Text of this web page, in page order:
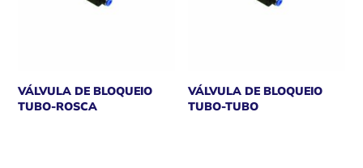
VÁLVULA DE BLOQUEIO
TUBO-ROSCA
VÁLVULA DE BLOQUEIO
TUBO-TUBO